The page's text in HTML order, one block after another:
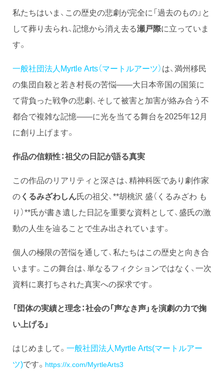
私たちはいま、この歴史の悲劇が完全に「過去のもの」と
して葬り去られ、記憶から消え去る瀬戸際に立っていま
す。
一般社団法人Myrtle Arts（マートルアーツ）は、満州移民
の集団自殺と若き村長の苦悩――大日本帝国の国策に
て背負った戦争の悲劇、そして被害と加害が絡み合う不
都合で複雑な記憶――に光を当てる舞台を2025年12月
に創り上げます。
作品の信頼性：祖父の日記が語る真実
この作品のリアリティと深さは、精神科医であり劇作家
のくるみざわしん氏の祖父、**胡桃沢 盛（くるみざわ も
り）**氏が書き遺した日記を重要な資料として、盛氏の激
動の人生を辿ることで生み出されています。
個人の極限の苦悩を通して、私たちはこの歴史と向き合
います。この舞台は、単なるフィクションではなく、一次
資料に裏打ちされた真実への探求です。
「団体の実績と理念：社会の「声なき声」を演劇の力で掬
い上げる」
はじめまして。 一般社団法人Myrtle Arts(マートルアー
ツ)です。 https://x.com/MyrtleArts3